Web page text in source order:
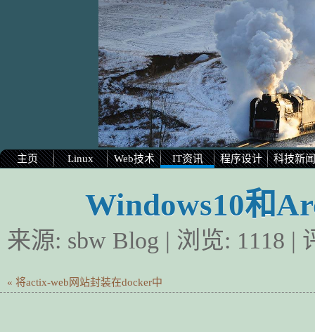
主页 Linux Web技术 IT资讯 程序设计 科技新闻
Windows10和
来源: sbw Blog | 浏览: 1118 |
« 将actix-web网站封装在docker中